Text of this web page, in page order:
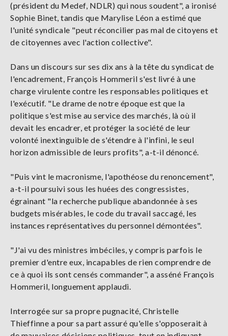
(président du Medef, NDLR) qui nous soudent", a ironisé
Sophie Binet, tandis que Marylise Léon a estimé que
l'unité syndicale "peut réconcilier pas mal de citoyens et
de citoyennes avec l'action collective".
Dans un discours sur ses dix ans à la tête du syndicat de
l'encadrement, François Hommeril s'est livré à une
charge virulente contre les responsables politiques et
l'exécutif. "Le drame de notre époque est que la
politique s'est mise au service des marchés, là où il
devait les encadrer, et protéger la société de leur
volonté inextinguible de s'étendre à l'infini, le seul
horizon admissible de leurs profits", a-t-il dénoncé.
"Puis vint le macronisme, l'apothéose du renoncement",
a-t-il poursuivi sous les huées des congressistes,
égrainant "la recherche publique abandonnée à ses
budgets misérables, le code du travail saccagé, les
instances représentatives du personnel démontées".
"J'ai vu des ministres imbéciles, y compris parfois le
premier d'entre eux, incapables de rien comprendre de
ce à quoi ils sont censés commander", a asséné François
Hommeril, longuement applaudi.
Interrogée sur sa propre pugnacité, Christelle
Thieffinne a pour sa part assuré qu'elle s'opposerait à